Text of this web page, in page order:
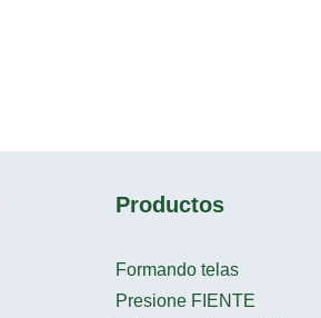
Productos
Formando telas
Presione FIENTE